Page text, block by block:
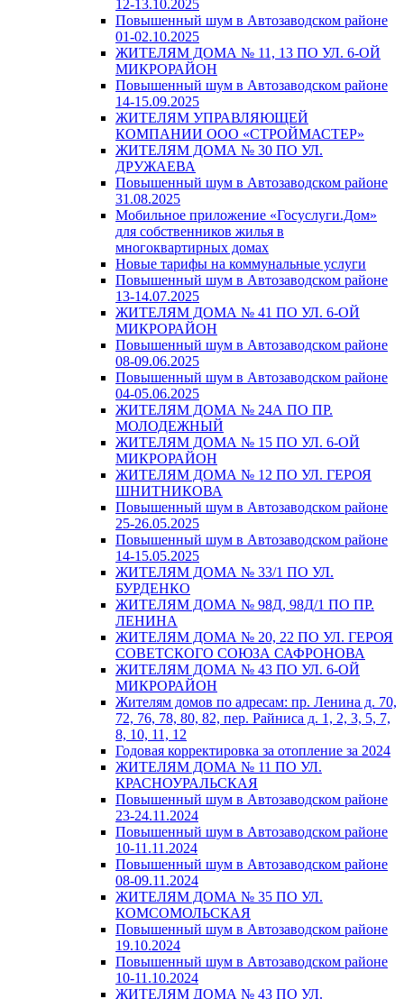
12-13.10.2025
Повышенный шум в Автозаводском районе
01-02.10.2025
ЖИТЕЛЯМ ДОМА № 11, 13 ПО УЛ. 6-ОЙ
МИКРОРАЙОН
Повышенный шум в Автозаводском районе
14-15.09.2025
ЖИТЕЛЯМ УПРАВЛЯЮЩЕЙ
КОМПАНИИ ООО «СТРОЙМАСТЕР»
ЖИТЕЛЯМ ДОМА № 30 ПО УЛ.
ДРУЖАЕВА
Повышенный шум в Автозаводском районе
31.08.2025
Мобильное приложение «Госуслуги.Дом»
для собственников жилья в
многоквартирных домах
Новые тарифы на коммунальные услуги
Повышенный шум в Автозаводском районе
13-14.07.2025
ЖИТЕЛЯМ ДОМА № 41 ПО УЛ. 6-ОЙ
МИКРОРАЙОН
Повышенный шум в Автозаводском районе
08-09.06.2025
Повышенный шум в Автозаводском районе
04-05.06.2025
ЖИТЕЛЯМ ДОМА № 24А ПО ПР.
МОЛОДЕЖНЫЙ
ЖИТЕЛЯМ ДОМА № 15 ПО УЛ. 6-ОЙ
МИКРОРАЙОН
ЖИТЕЛЯМ ДОМА № 12 ПО УЛ. ГЕРОЯ
ШНИТНИКОВА
Повышенный шум в Автозаводском районе
25-26.05.2025
Повышенный шум в Автозаводском районе
14-15.05.2025
ЖИТЕЛЯМ ДОМА № 33/1 ПО УЛ.
БУРДЕНКО
ЖИТЕЛЯМ ДОМА № 98Д, 98Д/1 ПО ПР.
ЛЕНИНА
ЖИТЕЛЯМ ДОМА № 20, 22 ПО УЛ. ГЕРОЯ
СОВЕТСКОГО СОЮЗА САФРОНОВА
ЖИТЕЛЯМ ДОМА № 43 ПО УЛ. 6-ОЙ
МИКРОРАЙОН
Жителям домов по адресам: пр. Ленина д. 70,
72, 76, 78, 80, 82, пер. Райниса д. 1, 2, 3, 5, 7,
8, 10, 11, 12
Годовая корректировка за отопление за 2024
ЖИТЕЛЯМ ДОМА № 11 ПО УЛ.
КРАСНОУРАЛЬСКАЯ
Повышенный шум в Автозаводском районе
23-24.11.2024
Повышенный шум в Автозаводском районе
10-11.11.2024
Повышенный шум в Автозаводском районе
08-09.11.2024
ЖИТЕЛЯМ ДОМА № 35 ПО УЛ.
КОМСОМОЛЬСКАЯ
Повышенный шум в Автозаводском районе
19.10.2024
Повышенный шум в Автозаводском районе
10-11.10.2024
ЖИТЕЛЯМ ДОМА № 43 ПО УЛ.